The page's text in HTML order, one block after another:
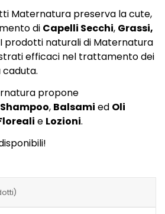
Maternatura preserva la cute,
di Capelli Secchi, Grassi,
I prodotti naturali di Maternatura
efficaci nel trattamento dei
propone
Shampoo, Balsami ed Oli
e Lozioni.